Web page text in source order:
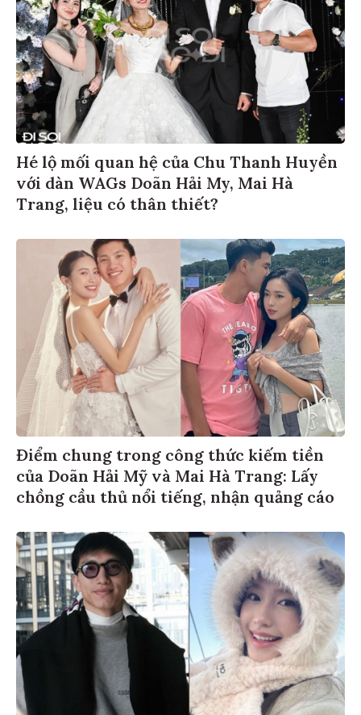
Hé lộ mối quan hệ của Chu Thanh Huyền
với dàn WAGs Doãn Hải My, Mai Hà
Trang, liệu có thân thiết?
Điểm chung trong công thức kiếm tiền
của Doãn Hải Mỹ và Mai Hà Trang: Lấy
chồng cầu thủ nổi tiếng, nhận quảng cáo